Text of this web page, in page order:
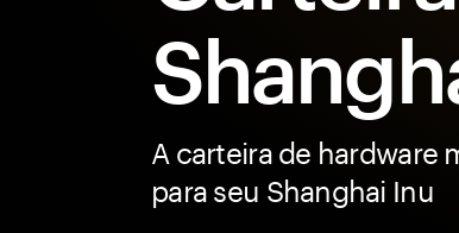
A carteira de hardware
para seu Shanghai Inu